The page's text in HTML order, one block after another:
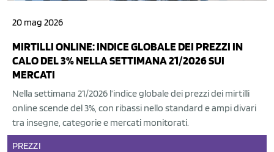
20 mag 2026
MIRTILLI ONLINE: INDICE GLOBALE DEI PREZZI IN
CALO DEL 3% NELLA SETTIMANA 21/2026 SUI
MERCATI
Nella settimana 21/2026 l’indice globale dei prezzi dei mirtilli
online scende del 3%, con ribassi nello standard e ampi divari
tra insegne, categorie e mercati monitorati.
PREZZI